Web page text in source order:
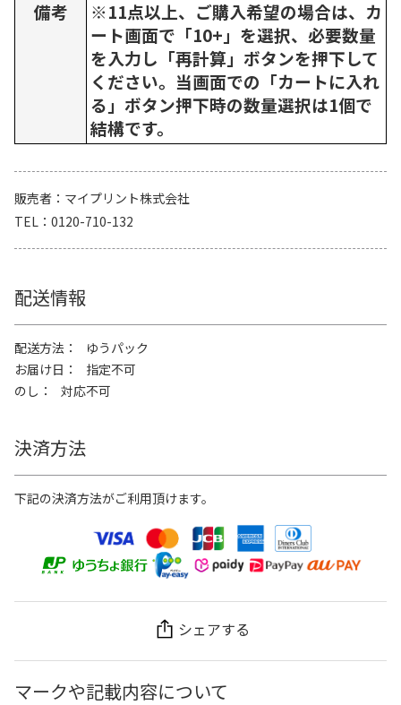
備考
※11点以上、ご購入希望の場合は、カ
ート画面で「10+」を選択、必要数量
を入力し「再計算」ボタンを押下して
ください。当画面での「カートに入れ
る」ボタン押下時の数量選択は1個で
結構です。
販売者
マイプリント株式会社
TEL
0120-710-132
配送情報
配送方法
ゆうパック
お届け日
指定不可
のし
対応不可
決済方法
下記の決済方法がご利用頂けます。
シェアする
マークや記載内容について